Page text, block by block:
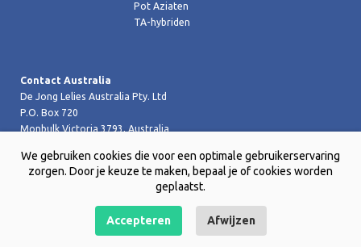
Pot Aziaten
TA-hybriden
Contact Australia
De Jong Lelies Australia Pty. Ltd
P.O. Box 720
Monbulk Victoria 3793, Australia
T +61 (0)359 619 188
F +61 (0)359 619 199 joost@dejongleliesaustralia.com.au
Copyright © 2026 De Jong Lelies Holland bv |Website door Creative
We gebruiken cookies die voor een optimale gebruikerservaring
zorgen. Door je keuze te maken, bepaal je of cookies worden
geplaatst.
Accepteren Afwijzen